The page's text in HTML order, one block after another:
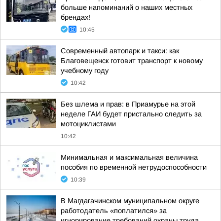
больше напоминаний о наших местных
брендах!
10:45
Современный автопарк и такси: как
Благовещенск готовит транспорт к новому
учебному году
10:42
Без шлема и прав: в Приамурье на этой
неделе ГАИ будет пристально следить за
мотоциклистами
10:42
Минимальная и максимальная величина
пособия по временной нетрудоспособности
10:39
В Магдагачинском муниципальном округе
работодатель «поплатился» за